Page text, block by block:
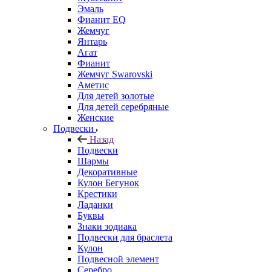
Эмаль
Фианит EQ
Жемчуг
Янтарь
Агат
Фианит
Жемчуг Swarovski
Аметис
Для детей золотые
Для детей серебряные
Женские
Подвески
Назад
Подвески
Шармы
Декоративные
Кулон Бегунок
Крестики
Ладанки
Буквы
Знаки зодиака
Подвески для браслета
Кулон
Подвесной элемент
Серебро